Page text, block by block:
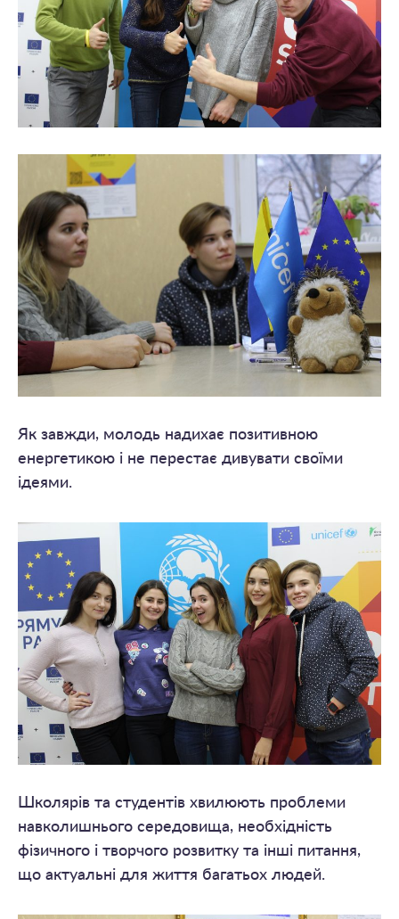
Як завжди, молодь надихає позитивною
енергетикою і не перестає дивувати своїми
ідеями.
Школярів та студентів хвилюють проблеми
навколишнього середовища, необхідність
фізичного і творчого розвитку та інші питання,
що актуальні для життя багатьох людей.